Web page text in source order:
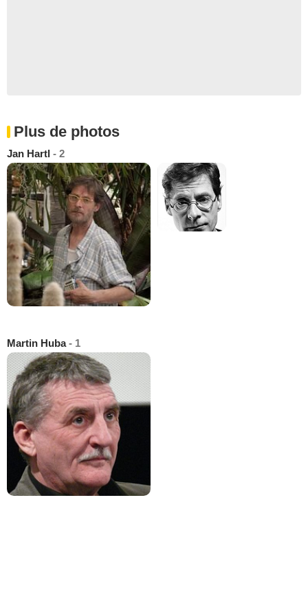
Plus de photos
Jan Hartl - 2
Martin Huba- 1